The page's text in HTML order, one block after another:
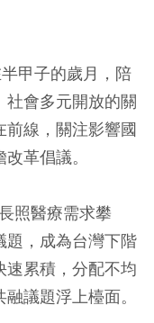
甲子的歲月，陪
社會多元開放的關
前線，關注影響國
革倡議。
照醫療需求攀
題，成為台灣下階
速累積，分配不均
議題浮上檯面。